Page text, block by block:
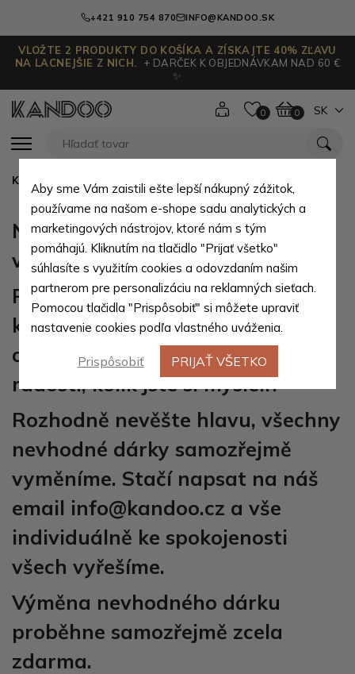
+421 910 754 870 INFO@KANDOO.SK
VLOŽTE 2 PRODUKTY DO KOŠÍKA A ZÍSKAJTE 40% ZĽAVU
NA LACNEJŠIE Z NICH.
+ DARČEK K OBJEDNÁVKAM NAD 60 €
✨
0 0 SK
Kandoo.sk
Nevhodný dárek? Zdarma
vyměníme
Plánujete koupit nebo jste již
koupili pro své blízké nevhodný
dárek, který neudělal tolik
radosti, kolik jste si mysleli?
Rozhodně nevěšte hlavu, všechny
nevhodné dárky samozřejmě
vyměníme. Stačí napsat na náš
email info@kandoo.cz a vše
individuálně ke spokojenosti
všech vyřešíme.
Výměna nevhodného dárku
proběhne samozřejmě zcela
zdarma.
Aby sme Vám zaistili ešte lepší nákupný zážitok,
používame na našom e-shope sadu analytických a
marketingových nástrojov, ktoré nám s tým
pomáhajú. Kliknutím na tlačidlo "Prijať všetko"
súhlasíte s využitím cookies a odovzdaním našim
partnerom pre personalizáciu na reklamných sieťach.
Pomocou tlačidla "Prispôsobiť" si môžete upraviť
nastavenie cookies podľa vlastného uváženia.
Prispôsobiť PRIJAŤ VŠETKO